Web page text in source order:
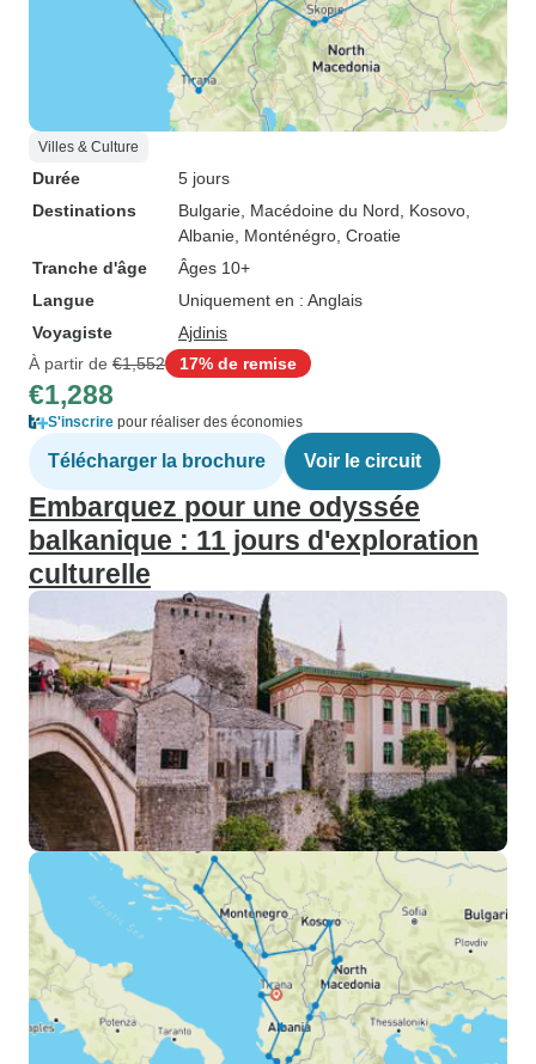
Villes & Culture
Durée
5 jours
Destinations
Bulgarie , Macédoine du Nord , Kosovo
Albanie , Monténégro , Croatie
Tranche d'âge
Âges 10+
Langue
Uniquement en : Anglais
Voyagiste
Ajdinis
À partir de €1,552 17% de remise
€1,288
S'inscrire pour réaliser des économies
Télécharger la brochure Voir le circuit
Embarquez pour une odyssée
balkanique : 11 jours d'exploration
culturelle